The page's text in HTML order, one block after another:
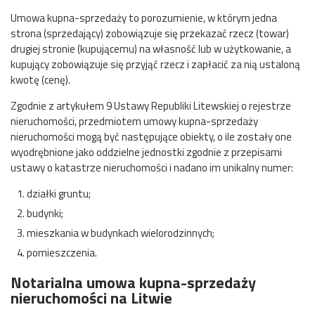
Umowa kupna-sprzedaży to porozumienie, w którym jedna
strona (sprzedający) zobowiązuje się przekazać rzecz (towar)
drugiej stronie (kupującemu) na własność lub w użytkowanie, a
kupujący zobowiązuje się przyjąć rzecz i zapłacić za nią ustaloną
kwotę (cenę).
Zgodnie z artykułem 9 Ustawy Republiki Litewskiej o rejestrze
nieruchomości, przedmiotem umowy kupna-sprzedaży
nieruchomości mogą być następujące obiekty, o ile zostały one
wyodrębnione jako oddzielne jednostki zgodnie z przepisami
ustawy o katastrze nieruchomości i nadano im unikalny numer:
działki gruntu;
budynki;
mieszkania w budynkach wielorodzinnych;
pomieszczenia.
Notarialna umowa kupna-sprzedaży
nieruchomości na Litwie